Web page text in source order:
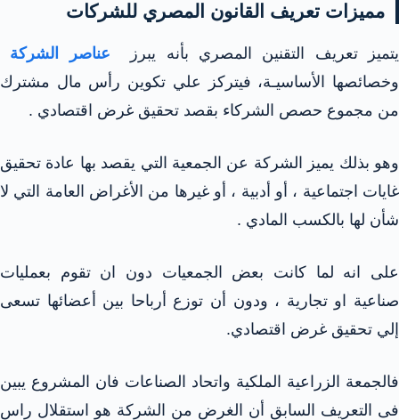
مميزات تعريف القانون المصري للشركات
يتميز تعريف التقنين المصري بأنه يبرز عناصر الشركة
وخصائصها الأساسيـة، فيتركز علي تكوين رأس مال مشترك
من مجموع حصص الشركاء بقصد تحقيق غرض اقتصادي .
وهو بذلك يميز الشركة عن الجمعية التي يقصد بها عادة تحقيق
غايات اجتماعية ، أو أدبية ، أو غيرها من الأغراض العامة التي لا
شأن لها بالكسب المادي .
على انه لما كانت بعض الجمعيات دون ان تقوم بعمليات
صناعية او تجارية ، ودون أن توزع أرباحا بين أعضائها تسعى
إلي تحقيق غرض اقتصادي.
فالجمعة الزراعية الملكية واتحاد الصناعات فان المشروع يبين
فى التعريف السابق أن الغرض من الشركة هو استقلال راس